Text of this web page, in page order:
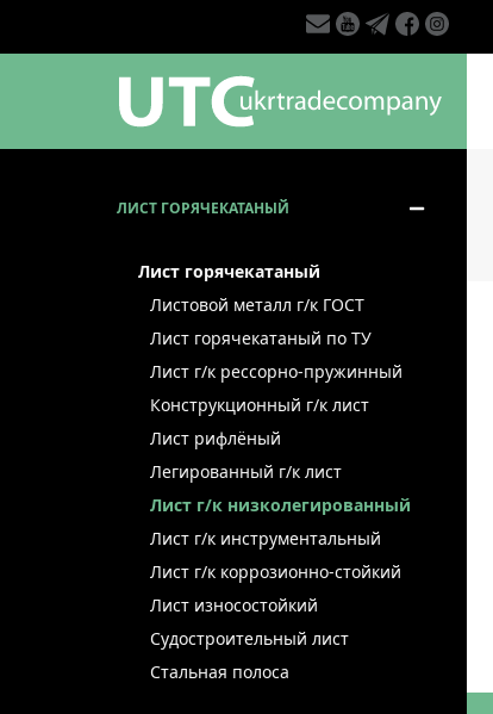
ЛИСТ ГОРЯЧЕКАТАНЫЙ
Лист горячекатаный
Листовой металл г/к ГОСТ
Лист горячекатаный по ТУ
Лист г/к рессорно-пружинный
Конструкционный г/к лист
Лист рифлёный
Легированный г/к лист
Лист г/к низколегированный
Лист г/к инструментальный
Лист г/к коррозионно-стойкий
Лист износостойкий
Судостроительный лист
Стальная полоса